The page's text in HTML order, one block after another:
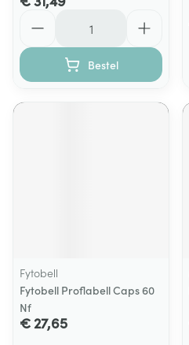
Bestel
Fytobell
Fytobell Proflabell Caps 60
Nf
€ 27,65